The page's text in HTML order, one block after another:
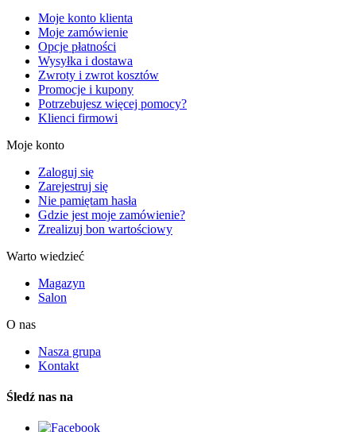
Moje konto klienta
Moje zamówienie
Opcje płatności
Wysyłka i dostawa
Zwroty i zwrot kosztów
Promocje i kupony
Potrzebujesz więcej pomocy?
Klienci firmowi
Moje konto
Zaloguj się
Zarejestruj się
Nie pamiętam hasła
Gdzie jest moje zamówienie?
Zrealizuj bon wartościowy
Warto wiedzieć
Magazyn
Salon
O nas
Nasza grupa
Kontakt
Śledź nas na